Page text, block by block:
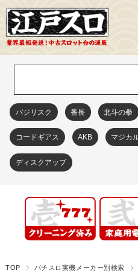
バジリスク 番長 北斗の拳
コードギアス AKB マジカ
ディスクアップ
TOP パチスロ実機メーカー別検索